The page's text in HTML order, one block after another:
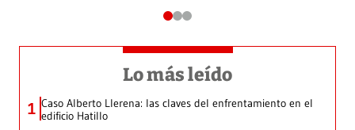
Lo más leído
1 Caso Alberto Llerena: las claves del enfrentamiento en el
edificio Hatillo